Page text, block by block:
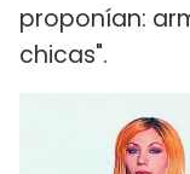
proponían:
chicas".